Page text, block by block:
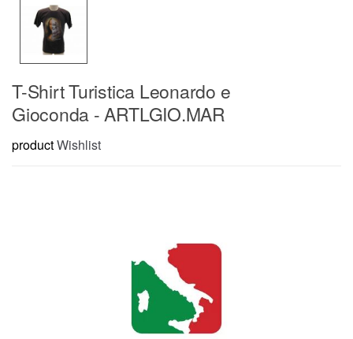
T-Shirt Turistica Leonardo e
Gioconda - ARTLGIO.MAR
productWishlist